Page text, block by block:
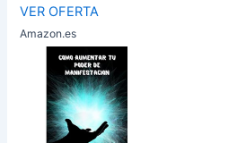
VER OFERTA
Amazon.es